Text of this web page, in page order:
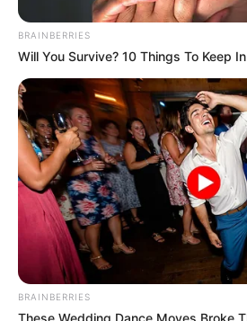
BRAINBERRIES
Will You Survive? 10 Things To Keep
BRAINBERRIES